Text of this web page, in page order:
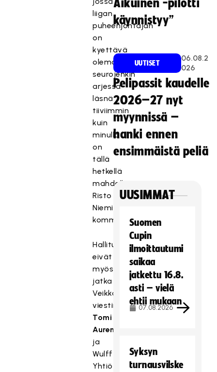
liigan
puheenjohtajan
on
kyettävä
olemaan
seurojenkin
arjessa
läsnä
tiiviimmin
kuin
minulla
on
tällä
hetkellä
mahdollisuus,
Risto
Nieminen
kommentoi.
Hallituksessa
eivät
myöskään
jatka
Veikkauksen
viestintäpäällikkö
Tomi
Auremaa
ja
Wulff-
Yhtiöt
Aikuinen -pilotti
käynnistyy”
UUTISET
06.08.2
026
Pelipassit kaudelle
2026–27 nyt
myynnissä –
hanki ennen
ensimmäistä peliä
UUSIMMAT
Suomen
Cupin
ilmoittautumi
saikaa
jatkettu 16.8.
asti – vielä
ehtii mukaan
07.08.2026
Syksyn
turnausvilske